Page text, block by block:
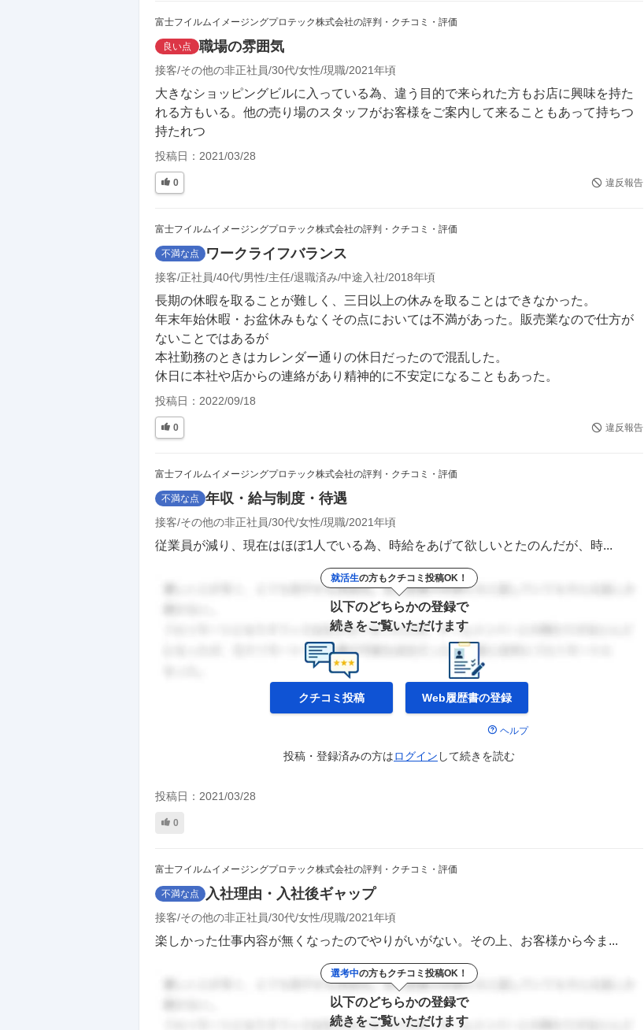
富士フイルムイメージングプロテック株式会社の評判・クチコミ・評価
良い点 職場の雰囲気
接客 その他の非正社員 30代 女性 現職 2021年頃
大きなショッピングビルに入っている為、違う目的で来られた方もお店に興味を持た
れる方もいる。他の売り場のスタッフがお客様をご案内して来ることもあって持ちつ
持たれつ
投稿日： 2021/03/28
0 違反報告
富士フイルムイメージングプロテック株式会社の評判・クチコミ・評価
不満な点 ワークライフバランス
接客 正社員 40代 男性 主任 退職済み 中途入社 2018年頃
長期の休暇を取ることが難しく、三日以上の休みを取ることはできなかった。
年末年始休暇・お盆休みもなくその点においては不満があった。販売業なので仕方が
ないことではあるが
本社勤務のときはカレンダー通りの休日だったので混乱した。
休日に本社や店からの連絡があり精神的に不安定になることもあった。
投稿日： 2022/09/18
0 違反報告
富士フイルムイメージングプロテック株式会社の評判・クチコミ・評価
不満な点 年収・給与制度・待遇
接客 その他の非正社員 30代 女性 現職 2021年頃
従業員が減り、現在はほぼ1人でいる為、時給をあげて欲しいとたのんだが、時...
就活生の方もクチコミ投稿OK！
以下のどちらかの登録で
続きをご覧いただけます
クチコミ投稿 Web履歴書の登録
ヘルプ
投稿・登録済みの方はログイン して続きを読む
投稿日： 2021/03/28
0
富士フイルムイメージングプロテック株式会社の評判・クチコミ・評価
不満な点 入社理由・入社後ギャップ
接客 その他の非正社員 30代 女性 現職 2021年頃
楽しかった仕事内容が無くなったのでやりがいがない。その上、お客様から今ま...
選考中の方もクチコミ投稿OK！
以下のどちらかの登録で
続きをご覧いただけます